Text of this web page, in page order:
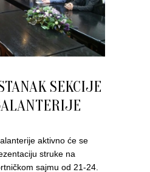
SEKCIJE
aktivno će se
struke na
sajmu od 21-24.